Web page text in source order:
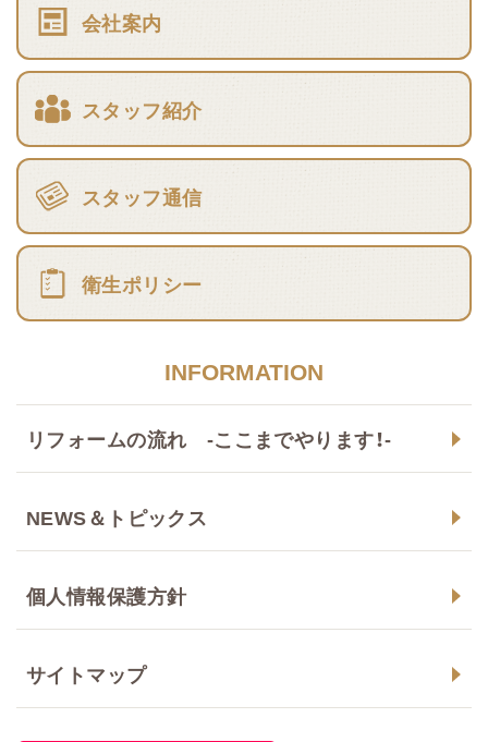
会社案内
スタッフ紹介
スタッフ通信
衛生ポリシー
INFORMATION
リフォームの流れ -ここまでやります！-
NEWS＆トピックス
個人情報保護方針
サイトマップ